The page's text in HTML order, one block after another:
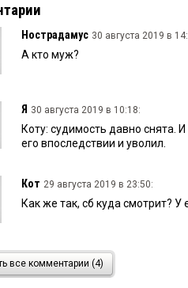
Нострадамус 30 августа 2019 в
А кто муж?
Я 30 августа 2019 в 10:18:
Коту: судимость давно снята.
его впоследствии и уволил.
Кот 29 августа 2019 в 23:50:
Как же так, сб куда смотрит? У
Олег Лизгунов 29 августа 2019 в
Не могу не отметить. Дмитрий
все комментарии (4)